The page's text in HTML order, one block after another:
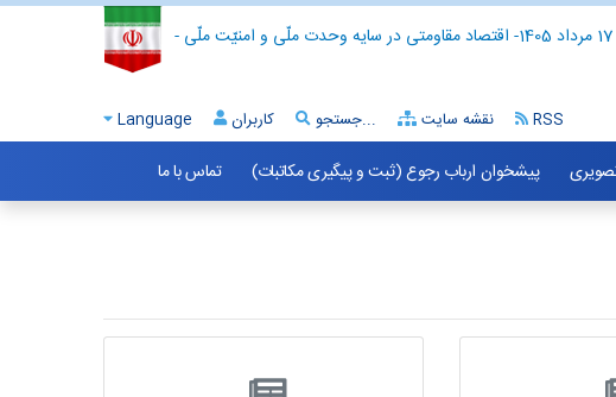
- اقتصاد مقاومتی در سایه وحدت ملّی و امنیّت ملّی -
Language کاربران جستجو... نقشه سایت RSS
پیشخوان ارباب رجوع (ثبت و پیگیری مکاتبات) تماس با ما